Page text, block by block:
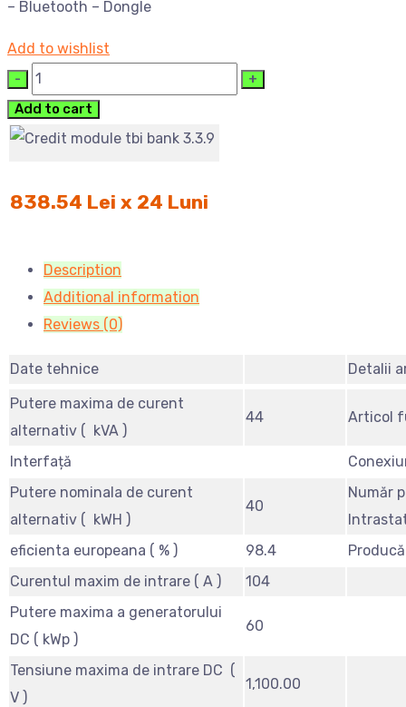
– Bluetooth – Dongle
Add to wishlist
Cantitate
Add to cart
838.54 Lei x 24 Luni
Description
Additional information
Reviews (0)
Date tehnice
Detalii
Putere maxima de curent
alternativ ( kVA )
44 Articol
Interfață
Putere nominala de curent
alternativ ( kWH )
40
Număr
eficienta europeana ( % )
98.4
Curentul maxim de intrare ( A )
104
Putere maxima a generatorului
DC ( kWp )
60
Tensiune maxima de intrare DC (
V )
1,100.00